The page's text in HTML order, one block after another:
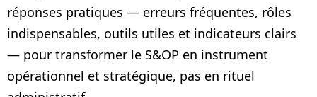
réponses pratiques — erreurs fréquentes, rôles
indispensables, outils utiles et indicateurs clairs
— pour transformer le S&OP en instrument
opérationnel et stratégique, pas en rituel